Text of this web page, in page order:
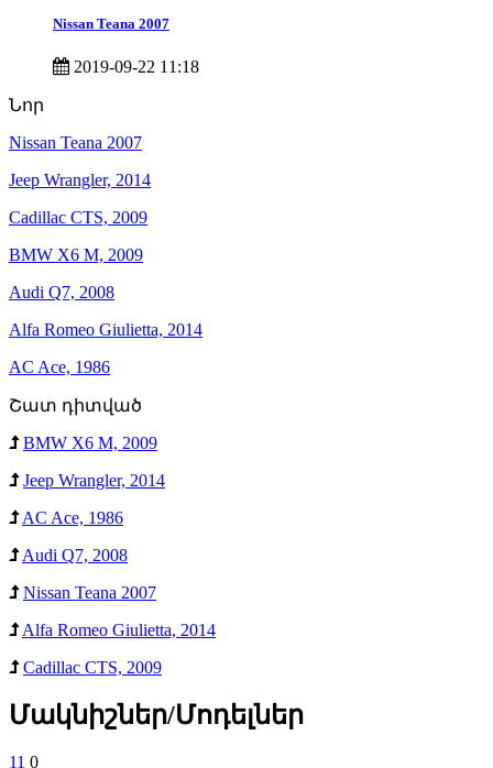
Nissan Teana 2007
2019-09-22 11:18
Նոր
Nissan Teana 2007
Jeep Wrangler, 2014
Cadillac CTS, 2009
BMW X6 M, 2009
Audi Q7, 2008
Alfa Romeo Giulietta, 2014
AC Ace, 1986
Շատ դիտված
BMW X6 M, 2009
Jeep Wrangler, 2014
AC Ace, 1986
Audi Q7, 2008
Nissan Teana 2007
Alfa Romeo Giulietta, 2014
Cadillac CTS, 2009
Մակնիշներ/Մոդելներ
11 0